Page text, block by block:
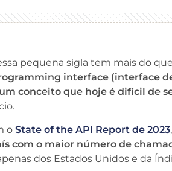
pequena sigla tem mais do
interface (interface
conceito que hoje é difícil de
oState of the API Report de 2023
com o maior número de
dos Estados Unidos e da